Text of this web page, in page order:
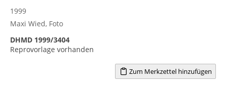
1999
Maxi Wied, Foto
DHMD 1999/3404
Reprovorlage vorhanden
Zum Merkzettel hinzufügen